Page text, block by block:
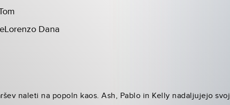
Dana
naleti na popoln kaos. Ash, Pablo in Kelly nadaljujejo svoj